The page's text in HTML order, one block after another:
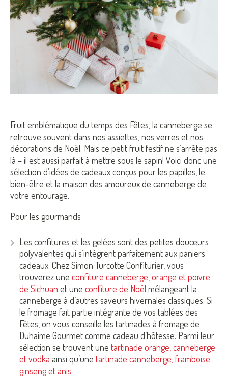
Fruit emblématique du temps des Fêtes, la canneberge se
retrouve souvent dans nos assiettes, nos verres et nos
décorations de Noël. Mais ce petit fruit festif ne s’arrête pas
là – il est aussi parfait à mettre sous le sapin! Voici donc une
sélection d’idées de cadeaux conçus pour les papilles, le
bien-être et la maison des amoureux de canneberge de
votre entourage.
Pour les gourmands
Les confitures et les gelées sont des petites douceurs
polyvalentes qui s’intègrent parfaitement aux paniers
cadeaux. Chez Simon Turcotte Confiturier, vous
trouverez une confiture canneberge, orange et poivre
de Sichuan et une confiture de Noël mélangeant la
canneberge à d’autres saveurs hivernales classiques. Si
le fromage fait partie intégrante de vos tablées des
Fêtes, on vous conseille les tartinades à fromage de
Duhaime Gourmet comme cadeau d’hôtesse. Parmi leur
sélection se trouvent une tartinade orange, canneberge
et vodka ainsi qu’une tartinade canneberge, framboise
ginseng et anis.